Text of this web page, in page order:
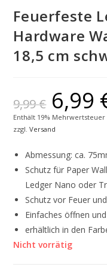
Feuerfeste
Hardware
18,5 cm
9,99€ 6,99
Enthält 19% Mehrwertsteuer
zzgl.Versand
Abmessung: ca.
Schutz für Paper
Ledger Nano oder
Schutz vor Feuer
Einfaches öffnen
erhältlich in den
Nicht vorrätig